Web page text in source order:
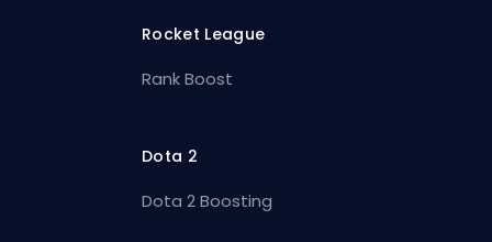
Rocket League
Rank Boost
Dota 2
Dota 2 Boosting